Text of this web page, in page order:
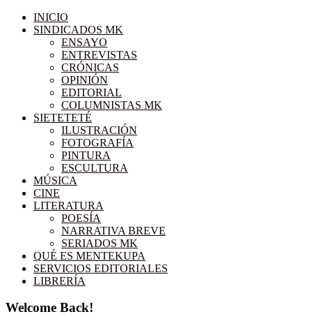
INICIO
SINDICADOS MK
ENSAYO
ENTREVISTAS
CRÓNICAS
OPINIÓN
EDITORIAL
COLUMNISTAS MK
SIETETETÉ
ILUSTRACIÓN
FOTOGRAFÍA
PINTURA
ESCULTURA
MÚSICA
CINE
LITERATURA
POESÍA
NARRATIVA BREVE
SERIADOS MK
QUÉ ES MENTEKUPA
SERVICIOS EDITORIALES
LIBRERÍA
Welcome Back!